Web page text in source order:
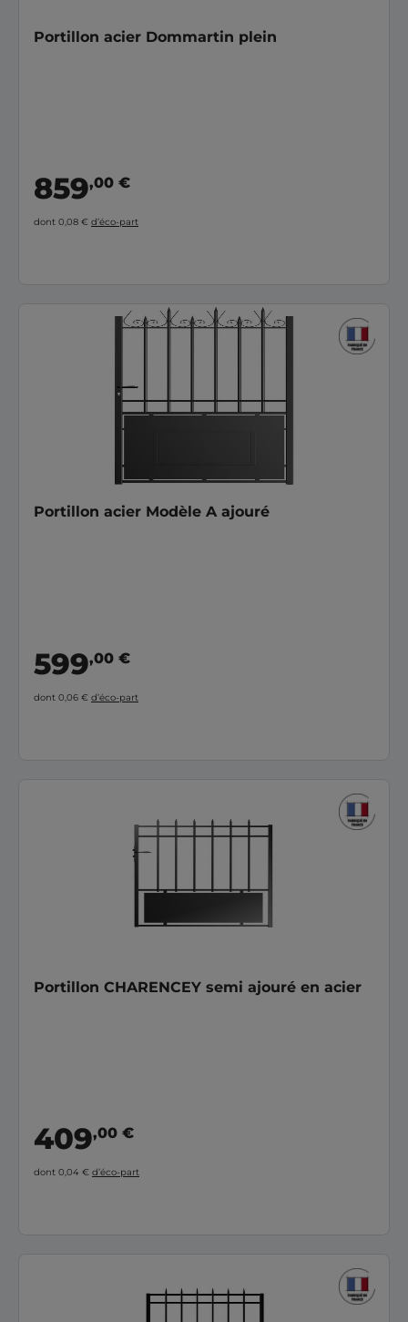
Portillon acier Dommartin plein
859,00 €
dont 0,08 € d’éco-part
Portillon acier Modèle A ajouré
599,00 €
dont 0,06 € d’éco-part
Portillon CHARENCEY semi ajouré en acier
409,00 €
dont 0,04 € d’éco-part